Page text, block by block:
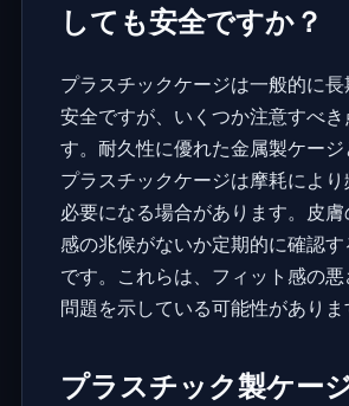
しても安全ですか？
プラスチックケージは一般的に
安全ですが、いくつか注意すべき
す。耐久性に優れた金属製ケージ
プラスチックケージは摩耗によ
必要になる場合があります。皮
感の兆候がないか定期的に確認
です。これらは、フィット感の
問題を示している可能性がありま
プラスチック製ケー